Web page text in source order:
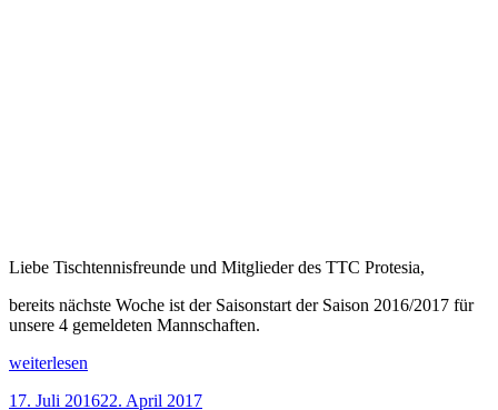
Liebe Tischtennisfreunde und Mitglieder des TTC Protesia,
bereits nächste Woche ist der Saisonstart der Saison 2016/2017 für
unsere 4 gemeldeten Mannschaften.
„Saisonstart
TTC
weiterlesen
Veröffentlicht
17. Juli 201622. April 2017